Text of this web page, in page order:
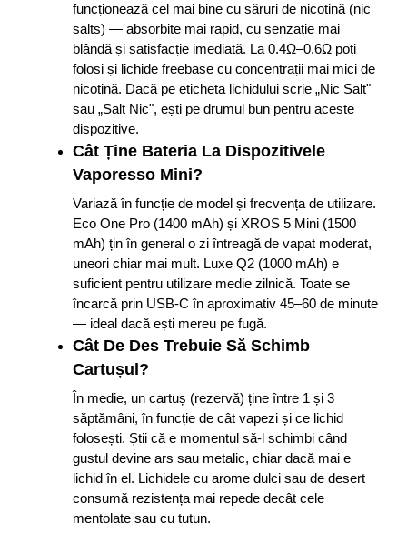
funcționează cel mai bine cu săruri de nicotină (nic
salts) — absorbite mai rapid, cu senzație mai
blândă și satisfacție imediată. La 0.4Ω–0.6Ω poți
folosi și lichide freebase cu concentrații mai mici de
nicotină. Dacă pe eticheta lichidului scrie „Nic Salt"
sau „Salt Nic", ești pe drumul bun pentru aceste
dispozitive.
Cât Ține Bateria La Dispozitivele
Vaporesso Mini?
Variază în funcție de model și frecvența de utilizare.
Eco One Pro (1400 mAh) și XROS 5 Mini (1500
mAh) țin în general o zi întreagă de vapat moderat,
uneori chiar mai mult. Luxe Q2 (1000 mAh) e
suficient pentru utilizare medie zilnică. Toate se
încarcă prin USB-C în aproximativ 45–60 de minute
— ideal dacă ești mereu pe fugă.
Cât De Des Trebuie Să Schimb
Cartușul?
În medie, un cartuș (rezervă) ține între 1 și 3
săptămâni, în funcție de cât vapezi și ce lichid
folosești. Știi că e momentul să-l schimbi când
gustul devine ars sau metalic, chiar dacă mai e
lichid în el. Lichidele cu arome dulci sau de desert
consumă rezistența mai repede decât cele
mentolate sau cu tutun.